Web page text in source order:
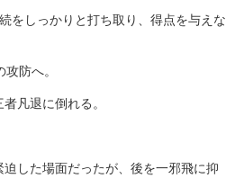
をしっかりと打ち取り、得点を与えな
防へ。
凡退に倒れる。
した場面だったが、後を一邪飛に抑